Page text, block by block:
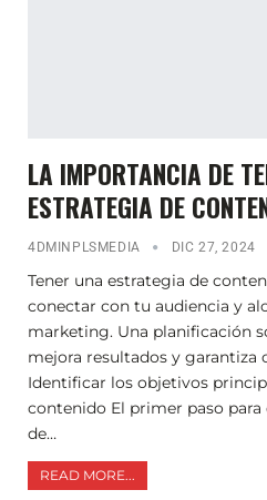
LA IMPORTANCIA DE
ESTRATEGIA DE
4DMINPLSMEDIA DIC 27, 2024
Tener una estrategia de
conectar con tu audiencia y
marketing. Una planificación
mejora resultados y garantiza
Identificar los objetivos
contenido El primer paso
de…
READ MORE...